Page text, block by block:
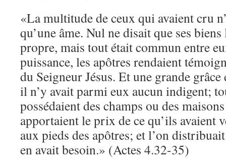
«La multitude de ceux qui avaient cru
qu’une âme. Nul ne disait que ses
propre, mais tout était commun entre
puissance, les apôtres rendaient
du Seigneur Jésus. Et une grande
il n’y avait parmi eux aucun indigent;
possédaient des champs ou des
apportaient le prix de ce qu’ils avaient
aux pieds des apôtres; et l’on
en avait besoin.» (Actes 4.32-35)